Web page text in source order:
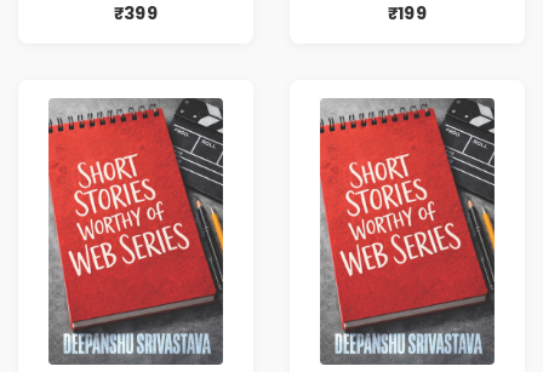
Muchhala
₹399
Muchhala
₹199